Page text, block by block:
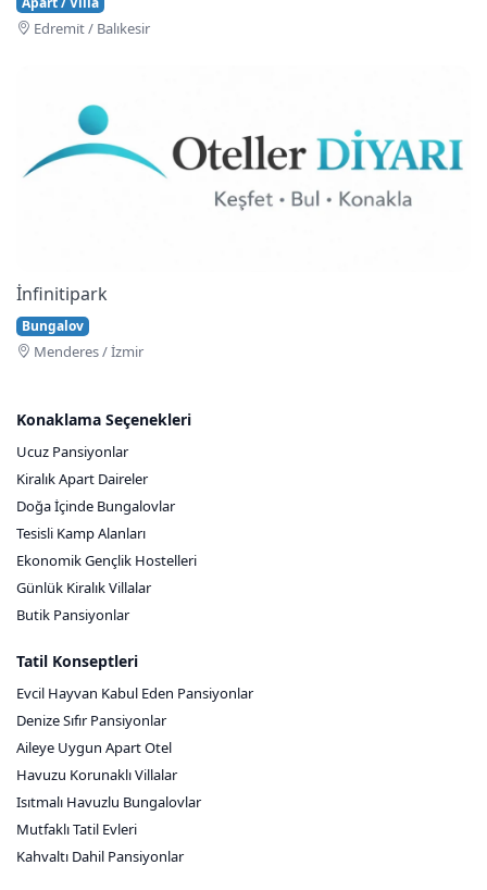
Edremi̇t / Balıkesir
İnfinitipark
Bungalov
Menderes / İzmir
Konaklama Seçenekleri
Ucuz Pansiyonlar
Kiralık Apart Daireler
Doğa İçinde Bungalovlar
Tesisli Kamp Alanları
Ekonomik Gençlik Hostelleri
Günlük Kiralık Villalar
Butik Pansiyonlar
Tatil Konseptleri
Evcil Hayvan Kabul Eden Pansiyonlar
Denize Sıfır Pansiyonlar
Aileye Uygun Apart Otel
Havuzu Korunaklı Villalar
Isıtmalı Havuzlu Bungalovlar
Mutfaklı Tatil Evleri
Kahvaltı Dahil Pansiyonlar